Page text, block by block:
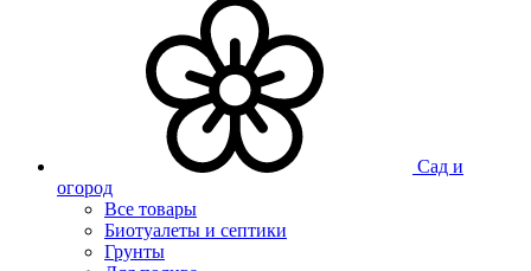
Сад и
огород
Все товары
Биотуалеты и септики
Грунты